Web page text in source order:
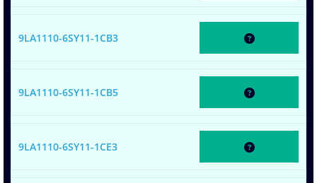
9LA1110-6SY11-1CB3
9LA1110-6SY11-1CB5
9LA1110-6SY11-1CE3